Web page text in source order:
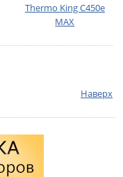
Thermo King С450е
MAX
Наверх